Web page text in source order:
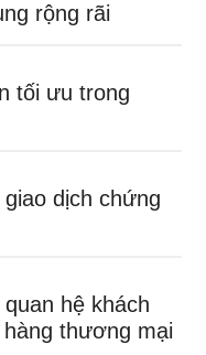
rộng rãi
tối ưu trong
dịch chứng
hệ khách
thương mại